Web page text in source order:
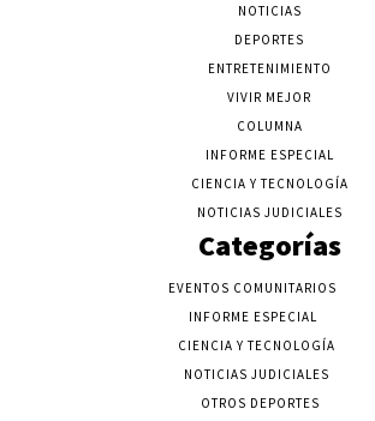
NOTICIAS
DEPORTES
ENTRETENIMIENTO
VIVIR MEJOR
COLUMNA
INFORME ESPECIAL
CIENCIA Y TECNOLOGÍA
NOTICIAS JUDICIALES
Categorías
EVENTOS COMUNITARIOS
INFORME ESPECIAL
CIENCIA Y TECNOLOGÍA
NOTICIAS JUDICIALES
OTROS DEPORTES